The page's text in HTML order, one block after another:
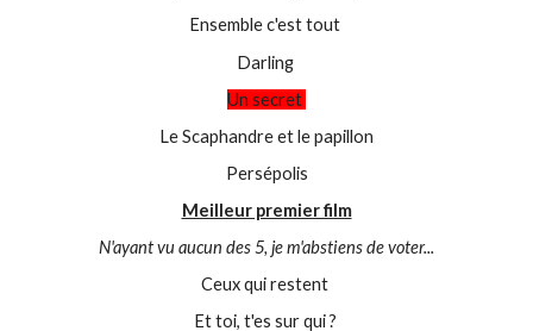
Ensemble c'est tout
Darling
Un secret
Le Scaphandre et le papillon
Persépolis
Meilleur premier film
N'ayant vu aucun des 5, je m'abstiens de voter...
Ceux qui restent
Et toi, t'es sur qui ?